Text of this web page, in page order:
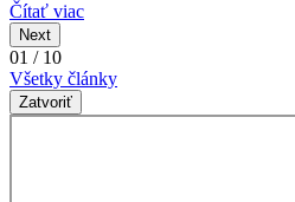
Čítať viac
Next
01 / 10
Všetky články
Zatvoriť